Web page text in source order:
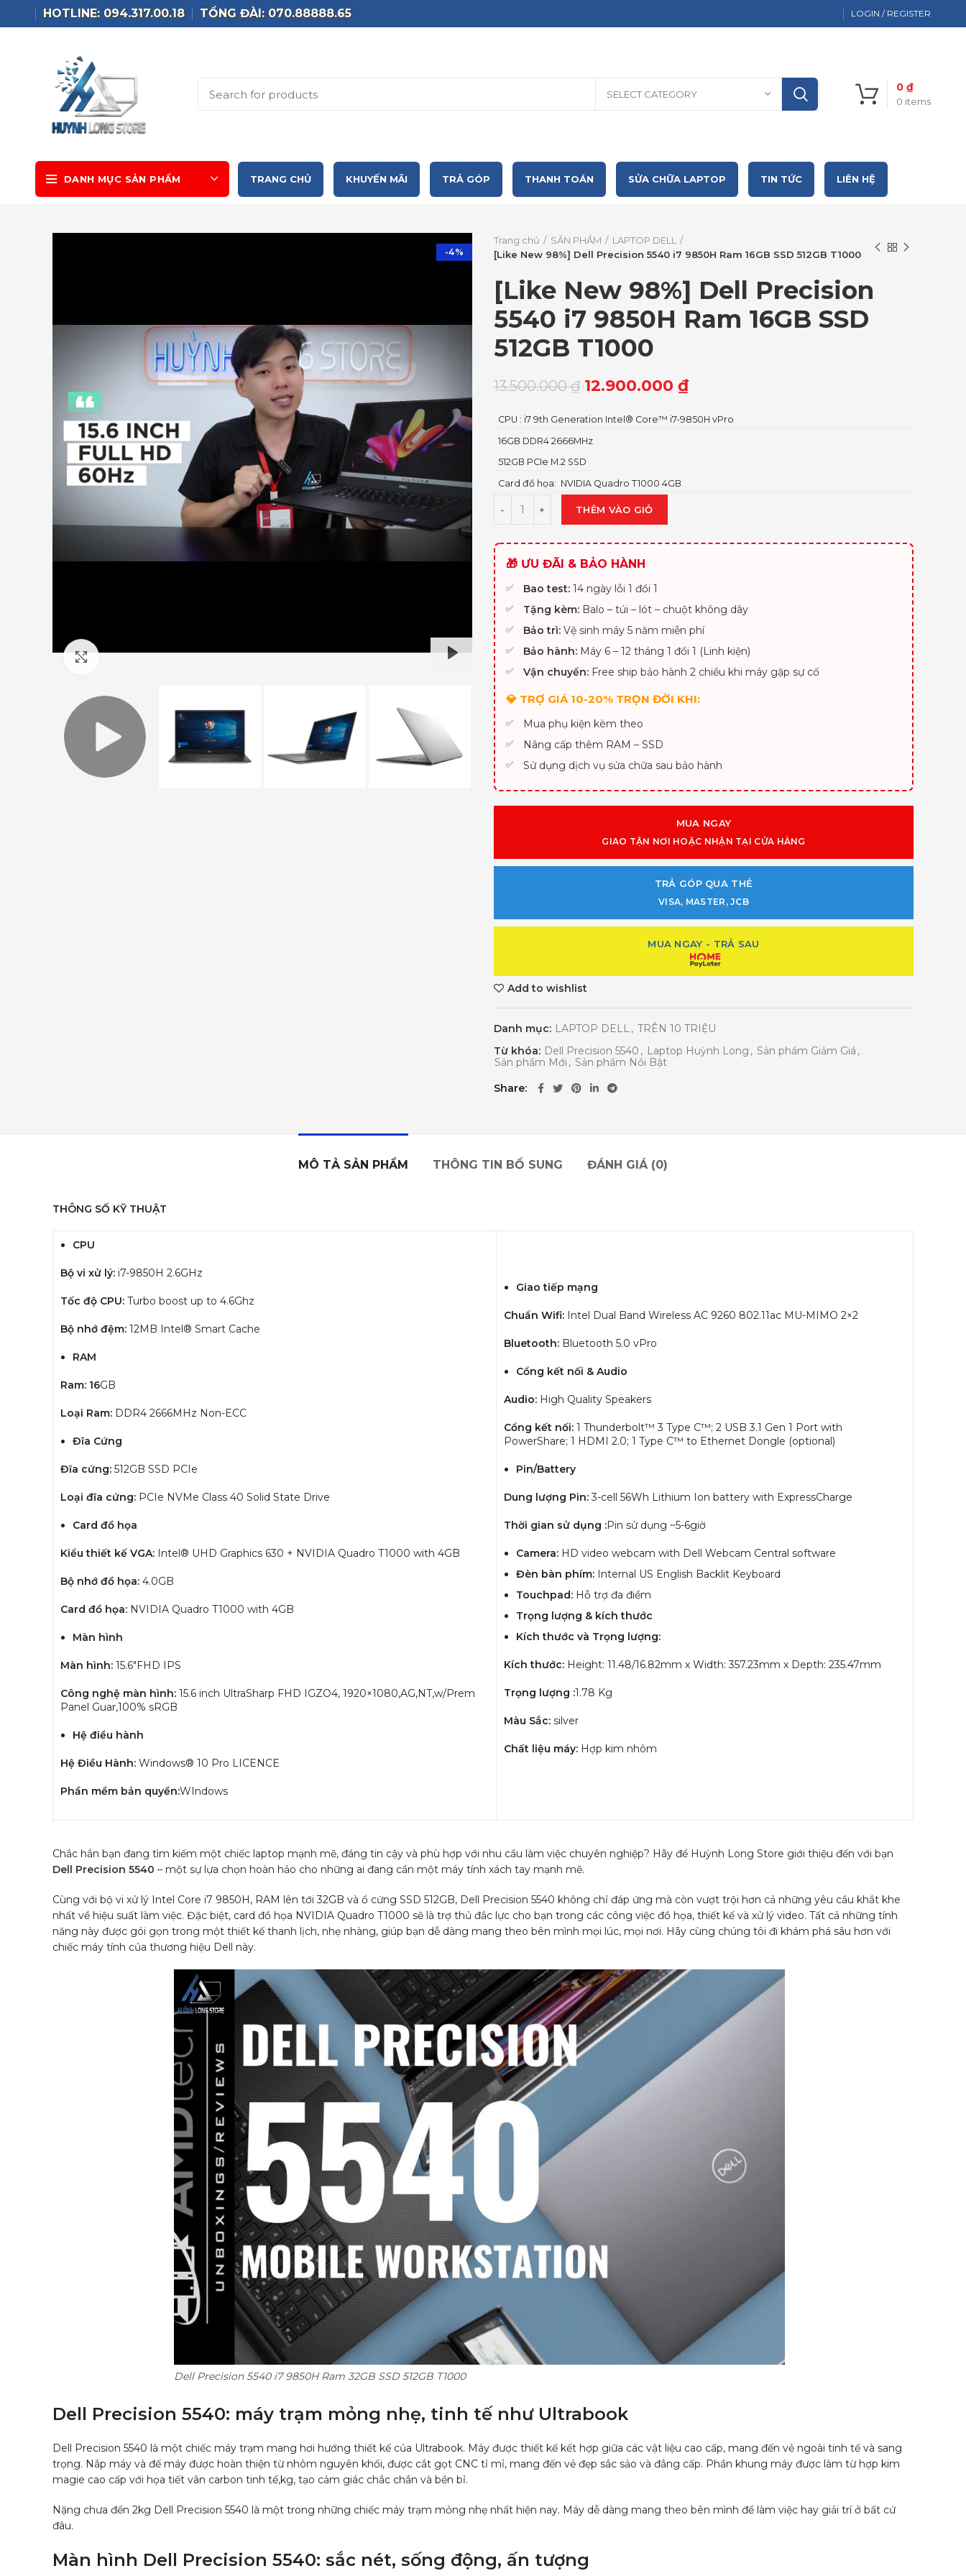
HOTLINE: 094.317.00.18 TỔNG ĐÀI: 070.88888.65 LOGIN / REGISTER
SELECT CATEGORY
0 items
0₫
DANH MỤC SẢN PHẨM TRANG CHỦ KHUYẾN MÃI TRẢ GÓP THANH TOÁN SỬA CHỮA LAPTOP TIN TỨC LIÊN HỆ
-4%
Trang chủ SẢN PHẨM
LAPTOP DELL
[Like New 98%] Dell Precision 5540 i7 9850H Ram 16GB SSD 512GB T1000
[Like New 98%] Dell Precision
5540 i7 9850H Ram 16GB SSD
512GB T1000
13.500.000₫ 12.900.000 ₫
CPU : i7 9th Generation Intel® Core™ i7-9850H vPro
16GB DDR4 2666MHz
512GB PCIe M.2 SSD
Card đồ họa: NVIDIA Quadro T1000 4GB
THÊM VÀO GIỎ
🎁 ƯU ĐÃI & BẢO HÀNH
Bao test: 14 ngày lỗi 1 đổi 1
Tặng kèm: Balo – túi – lót – chuột không dây
Bảo trì: Vệ sinh máy 5 năm miễn phí
Bảo hành: Máy 6 – 12 tháng 1 đổi 1 (Linh kiện)
Vận chuyển: Free ship bảo hành 2 chiều khi máy gặp sự cố
💎 TRỢ GIÁ 10-20% TRỌN ĐỜI KHI:
Mua phụ kiện kèm theo
Nâng cấp thêm RAM – SSD
Sử dụng dịch vụ sửa chữa sau bảo hành
MUA NGAY
GIAO TẬN NƠI HOẶC NHẬN TẠI CỬA HÀNG
TRẢ GÓP QUA THẺ
VISA, MASTER, JCB
MUA NGAY - TRẢ SAU
Add to wishlist
Danh mục: LAPTOP DELL, TRÊN 10 TRIỆU
Từ khóa: Dell Precision 5540 , Laptop Huỳnh Long , Sản phẩm Giảm Giá ,
Sản phẩm Mới , Sản phẩm Nổi Bật
Share
MÔ TẢ SẢN PHẨM THÔNG TIN BỔ SUNG ĐÁNH GIÁ (0)
THÔNG SỐ KỸ THUẬT
CPU
Bộ vi xử lý: i7-9850H 2.6GHz
Tốc độ CPU: Turbo boost up to 4.6Ghz
Bộ nhớ đệm: 12MB Intel® Smart Cache
RAM
Ram: 16GB
Loại Ram: DDR4 2666MHz Non-ECC
Đĩa Cứng
Đĩa cứng: 512GB SSD PCIe
Loại đĩa cứng: PCIe NVMe Class 40 Solid State Drive
Card đồ họa
Kiểu thiết kế VGA: Intel® UHD Graphics 630 + NVIDIA Quadro T1000 with 4GB
Bộ nhớ đồ họa: 4.0GB
Card đồ họa: NVIDIA Quadro T1000 with 4GB
Màn hình
Màn hình: 15.6″FHD IPS
Công nghệ màn hình: 15.6 inch UltraSharp FHD IGZO4, 1920×1080,AG,NT,w/Prem
Panel Guar,100% sRGB
Hệ điều hành
Hệ Điều Hành: Windows® 10 Pro LICENCE
Phần mềm bản quyền:WIndows
Giao tiếp mạng
Chuẩn Wifi: Intel Dual Band Wireless AC 9260 802.11ac MU-MIMO 2×2
Bluetooth: Bluetooth 5.0 vPro
Cổng kết nối & Audio
Audio: High Quality Speakers
Cổng kết nối: 1 Thunderbolt™ 3 Type C™; 2 USB 3.1 Gen 1 Port with
PowerShare; 1 HDMI 2.0; 1 Type C™ to Ethernet Dongle (optional)
Pin/Battery
Dung lượng Pin:3-cell 56Wh Lithium Ion battery with ExpressCharge
Thời gian sử dụng :Pin sử dụng ~5-6giờ
Camera: HD video webcam with Dell Webcam Central software
Đèn bàn phím: Internal US English Backlit Keyboard
Touchpad: Hỗ trợ đa điểm
Trọng lượng & kích thước
Kích thước và Trọng lượng:
Kích thước: Height: 11.48/16.82mm x Width: 357.23mm x Depth: 235.47mm
Trọng lượng :1.78 Kg
Màu Sắc: silver
Chất liệu máy: Hợp kim nhôm
Chắc hẳn bạn đang tìm kiếm một chiếc laptop mạnh mẽ, đáng tin cậy và phù hợp với nhu cầu làm việc chuyên nghiệp? Hãy để Huỳnh Long Store giới thiệu đến với bạn
Dell Precision 5540 – một sự lựa chọn hoàn hảo cho những ai đang cần một máy tính xách tay mạnh mẽ.
Cùng với bộ vi xử lý Intel Core i7 9850H, RAM lên tới 32GB và ổ cứng SSD 512GB, Dell Precision 5540 không chỉ đáp ứng mà còn vượt trội hơn cả những yêu cầu khắt khe
nhất về hiệu suất làm việc. Đặc biệt, card đồ họa NVIDIA Quadro T1000 sẽ là trợ thủ đắc lực cho bạn trong các công việc đồ họa, thiết kế và xử lý video. Tất cả những tính
năng này được gói gọn trong một thiết kế thanh lịch, nhẹ nhàng, giúp bạn dễ dàng mang theo bên mình mọi lúc, mọi nơi. Hãy cùng chúng tôi đi khám phá sâu hơn với
chiếc máy tính của thương hiệu Dell này.
Dell Precision 5540 i7 9850H Ram 32GB SSD 512GB T1000
Dell Precision 5540: máy trạm mỏng nhẹ, tinh tế như Ultrabook
Dell Precision 5540 là một chiếc máy trạm mang hơi hướng thiết kế của Ultrabook. Máy được thiết kế kết hợp giữa các vật liệu cao cấp, mang đến vẻ ngoài tinh tế và sang
trọng. Nắp máy và đế máy được hoàn thiện từ nhôm nguyên khối, được cắt gọt CNC tỉ mỉ, mang đến vẻ đẹp sắc sảo và đẳng cấp. Phần khung máy được làm từ hợp kim
magie cao cấp với họa tiết vân carbon tinh tế,kg, tạo cảm giác chắc chắn và bền bỉ.
Nặng chưa đến 2kg Dell Precision 5540 là một trong những chiếc máy trạm mỏng nhẹ nhất hiện nay. Máy dễ dàng mang theo bên mình để làm việc hay giải trí ở bất cứ
đâu.
Màn hình Dell Precision 5540: sắc nét, sống động, ấn tượng